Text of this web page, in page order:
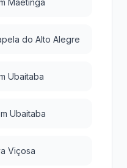
Maetinga
do Alto Alegre
Ubaitaba
Ubaitaba
Viçosa